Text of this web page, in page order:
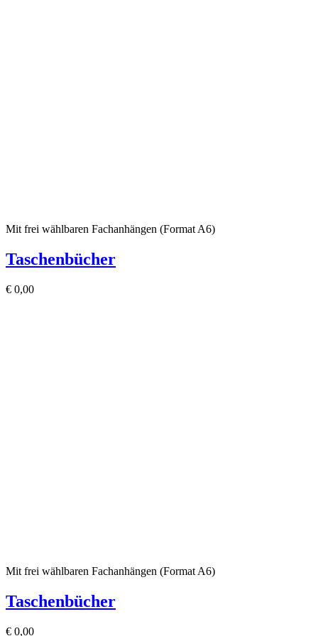
Mit frei wählbaren Fachanhängen (Format A6)
Taschenbücher
€ 0,00
Mit frei wählbaren Fachanhängen (Format A6)
Taschenbücher
€ 0,00